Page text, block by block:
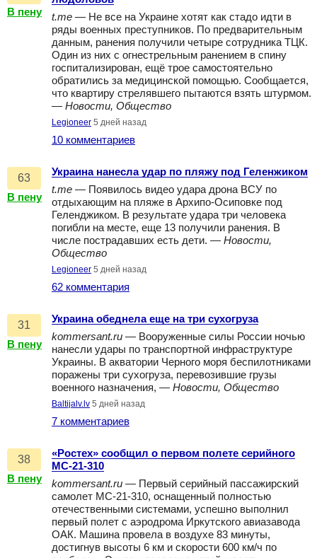
В пену
t.me — Не все на Украине хотят как стадо идти в
ряды военных преступников. По предварительным
данным, ранения получили четыре сотрудника ТЦК.
Один из них с огнестрельным ранением в спину
госпитализирован, ещё трое самостоятельно
обратились за медицинской помощью. Сообщается,
что квартиру стрелявшего пытаются взять штурмом.
— Новости, Общество
Legioneer 5 дней назад
10 комментариев
63
В пену
Украина нанесла удар по пляжу под Геленжиком
t.me — Появилось видео удара дрона ВСУ по
отдыхающим на пляже в Архипо-Осиповке под
Геленджиком. В результате удара три человека
погибли на месте, еще 13 получили ранения. В
числе пострадавших есть дети. — Новости,
Общество
Legioneer 5 дней назад
62 комментария
31
В пену
Украина обеднела еще на три сухогруза
kommersant.ru — Вооруженные силы России ночью
нанесли удары по транспортной инфраструктуре
Украины. В акватории Черного моря беспилотниками
поражены три сухогруза, перевозившие грузы
военного назначения, — Новости, Общество
Baltijalv.lv 5 дней назад
7 комментариев
38
В пену
«Ростех» сообщил о первом полете серийного
МС-21-310
kommersant.ru — Первый серийный пассажирский
самолет МС-21-310, оснащенный полностью
отечественными системами, успешно выполнил
первый полет с аэродрома Иркутского авиазавода
ОАК. Машина провела в воздухе 83 минуты,
достигнув высоты 6 км и скорости 600 км/ч по